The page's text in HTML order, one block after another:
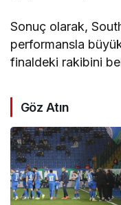
Sonuç olarak,
performansla
finaldeki rakibini
Göz Atın